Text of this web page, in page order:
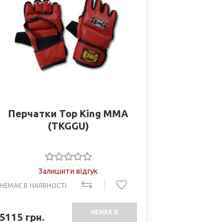
Перчатки Top King ММА
(TKGGU)
Залишити відгук
НЕМАЄ В НАЯВНОСТІ
5115 грн. НЕМАЄ В